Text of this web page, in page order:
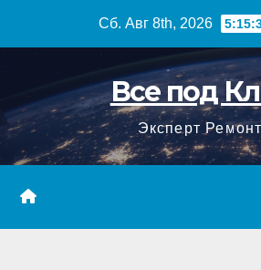
Сб. Авг 8th, 2026
Все под
Эксперт